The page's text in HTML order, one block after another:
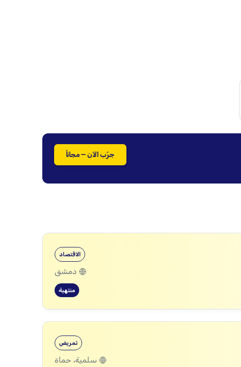
جرّب الآن — مجاناً
الاقتصاد
دمشق
منتهية
تمريض
سلمية، حماة